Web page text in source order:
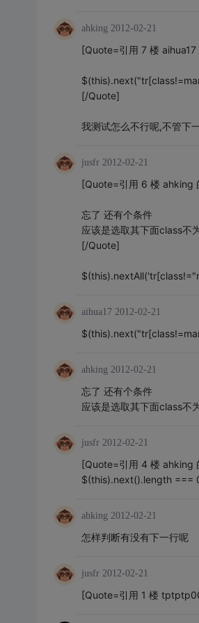
ahking 2012-02-21
[Quote=引用 7 楼 aihua17
[/Quote]
我测试怎么不行呢,不管下
jusfr 2012-02-21
[Quote=引用 6 楼 ahking
忘了 还有个条件
应该是选取其下面class不
[/Quote]
aihua17 2012-02-21
ahking 2012-02-21
忘了 还有个条件
应该是选取其下面class不
jusfr 2012-02-21
[Quote=引用 4 楼 ahking
$(this).next().length ===
ahking 2012-02-21
怎样判断有没有下一行呢
jusfr 2012-02-21
[Quote=引用 1 楼